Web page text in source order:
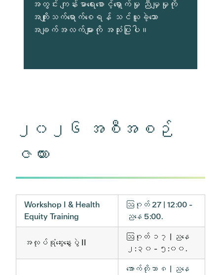
အတွင်း ကျန်းမာရေးစောင့်ရှောက်မှု ညီမျှမှုကို
အကျိုးသက်ရောက်စေရန် သင်ယူခဲ့သော
အချက်အလက်များကို အသုံးပြုပါ။
၂၀၂၆ အစီအစဉ်
ဇယား
Workshop I & Health
Equity Training
ဩဂုတ် 27 | 12:00 -
ညနေ 5:00.
အလုပ်ရုံဆွေးနွေးပွဲ II
ဩဂုတ် ၁၇ | ညနေ
၂:၃၀ - ၅:၀၀.
အောက်တိုဘာ ၈ | ညနေ